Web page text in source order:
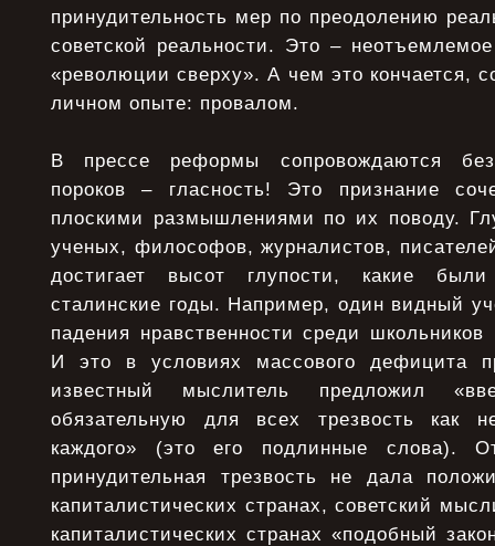
принудительность мер по преодолению
советской реальности. Это – неотъемлемое
«революции сверху». А чем это кончается,
личном опыте: провалом.
В прессе реформы сопровождаются
пороков – гласность! Это признание
плоскими размышлениями по их поводу.
ученых, философов, журналистов,
достигает высот глупости, какие
сталинские годы. Например, один видный
падения нравственности среди
И это в условиях массового дефицита
известный мыслитель предложил
обязательную для всех трезвость как
каждого» (это его подлинные слова).
принудительная трезвость не дала
капиталистических странах, советский
капиталистических странах «подобный